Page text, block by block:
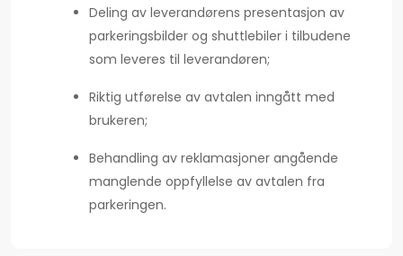
Deling av leverandørens presentasjon av
parkeringsbilder og shuttlebiler i tilbudene
som leveres til leverandøren;
Riktig utførelse av avtalen inngått med
brukeren;
Behandling av reklamasjoner angående
manglende oppfyllelse av avtalen fra
parkeringen.